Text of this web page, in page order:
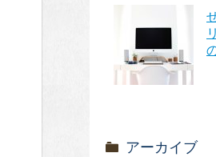
アーカイブ